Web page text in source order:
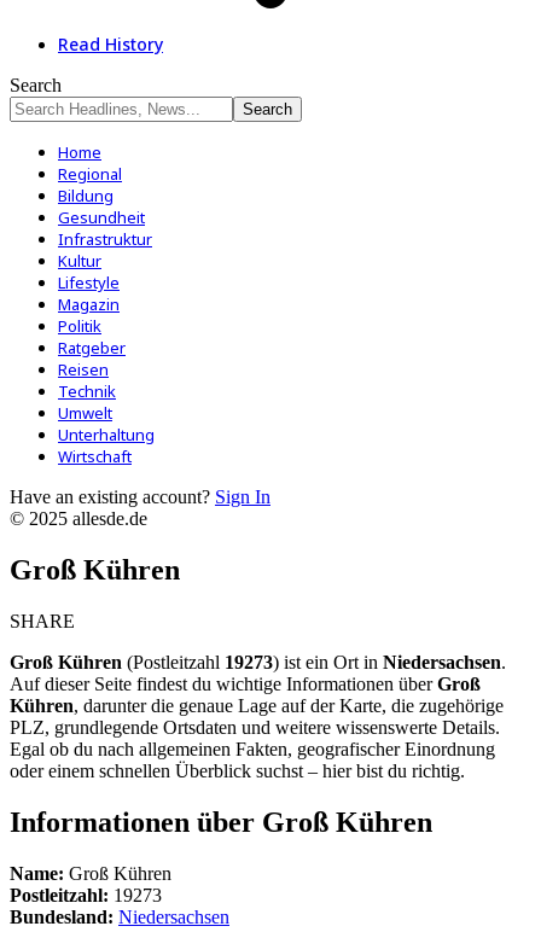
Read History
Search
Home
Regional
Bildung
Gesundheit
Infrastruktur
Kultur
Lifestyle
Magazin
Politik
Ratgeber
Reisen
Technik
Umwelt
Unterhaltung
Wirtschaft
Have an existing account? Sign In
© 2025 allesde.de
Groß Kühren
SHARE
Groß Kühren (Postleitzahl 19273) ist ein Ort in Niedersachsen.
Auf dieser Seite findest du wichtige Informationen überGroß
Kühren, darunter die genaue Lage auf der Karte, die zugehörige
PLZ, grundlegende Ortsdaten und weitere wissenswerte Details.
Egal ob du nach allgemeinen Fakten, geografischer Einordnung
oder einem schnellen Überblick suchst – hier bist du richtig.
Informationen über Groß Kühren
Name: Groß Kühren
Postleitzahl: 19273
Bundesland: Niedersachsen